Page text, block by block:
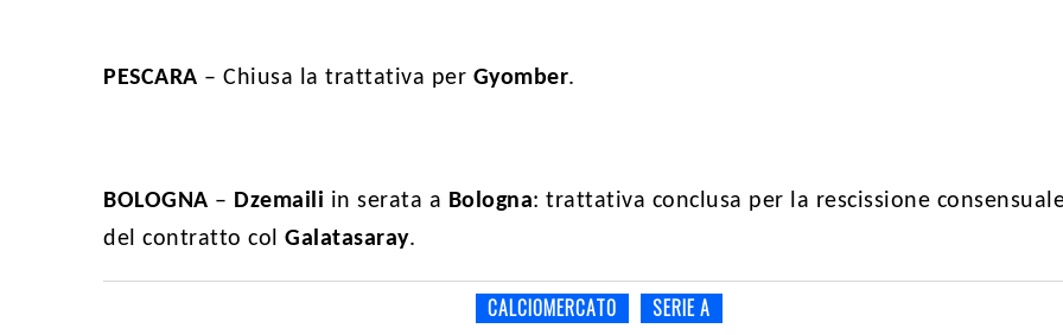
PESCARA – Chiusa la trattativa per Gyomber.
BOLOGNA – Dzemaili in serata a Bologna: trattativa conclusa per la rescissione
del contratto col Galatasaray.
CALCIOMERCATO SERIE A